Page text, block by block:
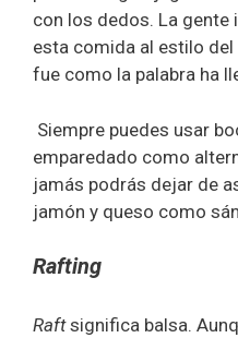
con los dedos. La
esta comida al estilo
fue como la palabra ha
Siempre puedes usar
emparedado como
jamás podrás dejar de
jamón y queso como
Rafting
Raftsignifica balsa.